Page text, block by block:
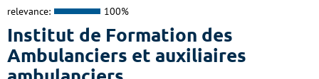
relevance: 100%
Institut de Formation des
Ambulanciers et auxiliaires